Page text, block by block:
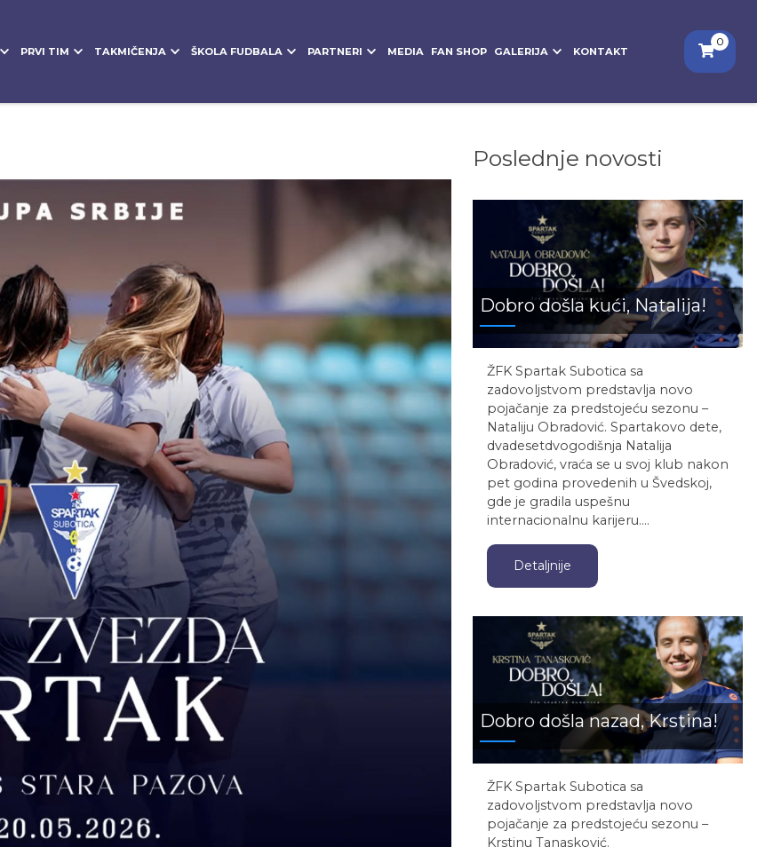
PRVI TIM TAKMIČENJA ŠKOLA FUDBALA PARTNERI MEDIA FAN SHOP GALERIJA KONTAKT
0
Poslednje novosti
Dobro došla kući, Natalija!
ŽFK Spartak Subotica sa
zadovoljstvom predstavlja novo
pojačanje za predstojeću sezonu –
Nataliju Obradović. Spartakovo dete,
dvadesetdvogodišnja Natalija
Obradović, vraća se u svoj klub nakon
pet godina provedenih u Švedskoj,
gde je gradila uspešnu
internacionalnu karijeru.…
Detaljnije
Dobro došla nazad, Krstina!
ŽFK Spartak Subotica sa
zadovoljstvom predstavlja novo
pojačanje za predstojeću sezonu –
Krstinu Tanasković.